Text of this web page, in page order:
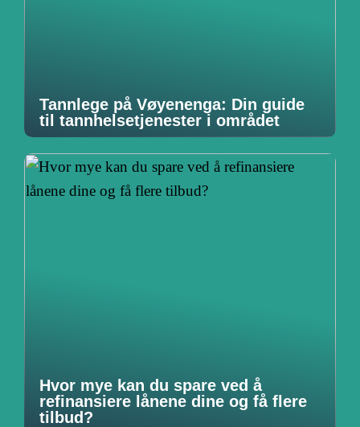
Tannlege på Vøyenenga: Din guide
til tannhelsetjenester i området
Hvor mye kan du spare ved å
refinansiere lånene dine og få flere
tilbud?